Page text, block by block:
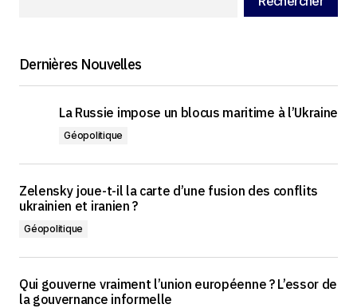
Dernières Nouvelles
La Russie impose un blocus maritime à l’Ukraine
Géopolitique
Zelensky joue-t-il la carte d’une fusion des conflits
ukrainien et iranien ?
Géopolitique
Qui gouverne vraiment l’union européenne ? L’essor de
la gouvernance informelle